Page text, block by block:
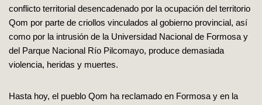
conflicto territorial desencadenado por la ocupación del territorio
Qom por parte de criollos vinculados al gobierno provincial, así
como por la intrusión de la Universidad Nacional de Formosa y
del Parque Nacional Río Pilcomayo, produce demasiada
violencia, heridas y muertes.
Hasta hoy, el pueblo Qom ha reclamado en Formosa y en la